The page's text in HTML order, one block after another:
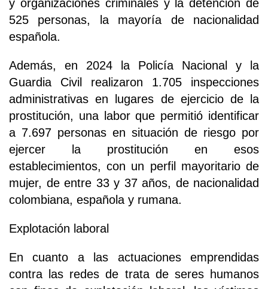
y organizaciones criminales y la detención de
525 personas, la mayoría de nacionalidad
española.
Además, en 2024 la Policía Nacional y la
Guardia Civil realizaron 1.705 inspecciones
administrativas en lugares de ejercicio de la
prostitución, una labor que permitió identificar
a 7.697 personas en situación de riesgo por
ejercer la prostitución en esos
establecimientos, con un perfil mayoritario de
mujer, de entre 33 y 37 años, de nacionalidad
colombiana, española y rumana.
Explotación laboral
En cuanto a las actuaciones emprendidas
contra las redes de trata de seres humanos